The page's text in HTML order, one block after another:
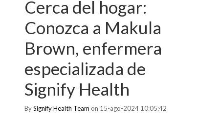
Cerca del hogar:
Conozca a Makula
Brown, enfermera
especializada de
Signify Health
BySignify Health Team on 15-ago-2024 10:05:42